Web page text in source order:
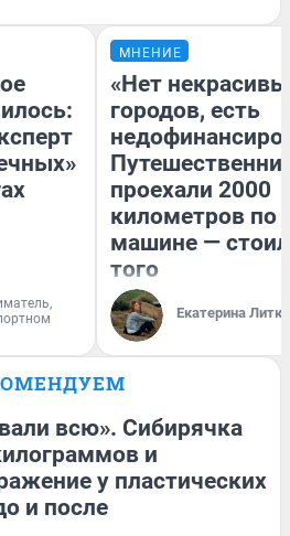
МНЕНИЕ
«Нет
городов, есть
проехали 2000
километров по
машине —
того
Екатерина
всю». Сибирячка
и
у пластических
и после